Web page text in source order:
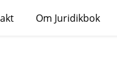
Om Juridikbok